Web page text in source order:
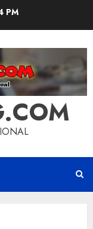
PM